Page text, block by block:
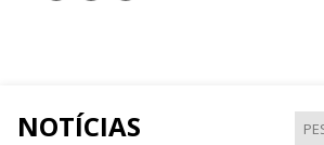
NOTÍCIAS